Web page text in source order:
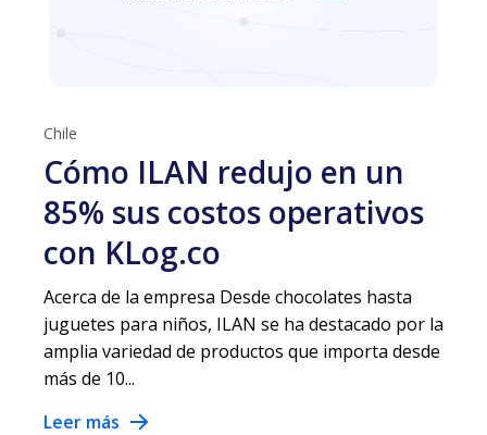
Chile
Cómo ILAN redujo en un
85% sus costos operativos
con KLog.co
Acerca de la empresa Desde chocolates hasta
juguetes para niños, ILAN se ha destacado por la
amplia variedad de productos que importa desde
más de 10...
Leer más